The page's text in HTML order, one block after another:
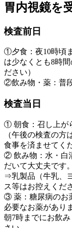
胃内視鏡を
検査前日
①夕食：夜10時頃
は少なくとも8時
ださい）
②飲み物・薬：普
検査当日
① 朝食：召し上が
（午後の検査の方
食事を済ませてく
② 飲み物：水・白
だいて大丈夫です。
⇒乳製品（牛乳、
ス等はお控えくだ
③ 薬：糖尿病のお
必要なお薬があり
朝7時までにお飲